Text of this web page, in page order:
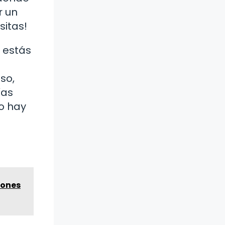
un
estás
hay